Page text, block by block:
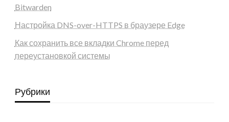
Bitwarden
Настройка DNS-over-HTTPS в браузере Edge
Как сохранить все вкладки Chrome перед
переустановкой системы
Рубрики